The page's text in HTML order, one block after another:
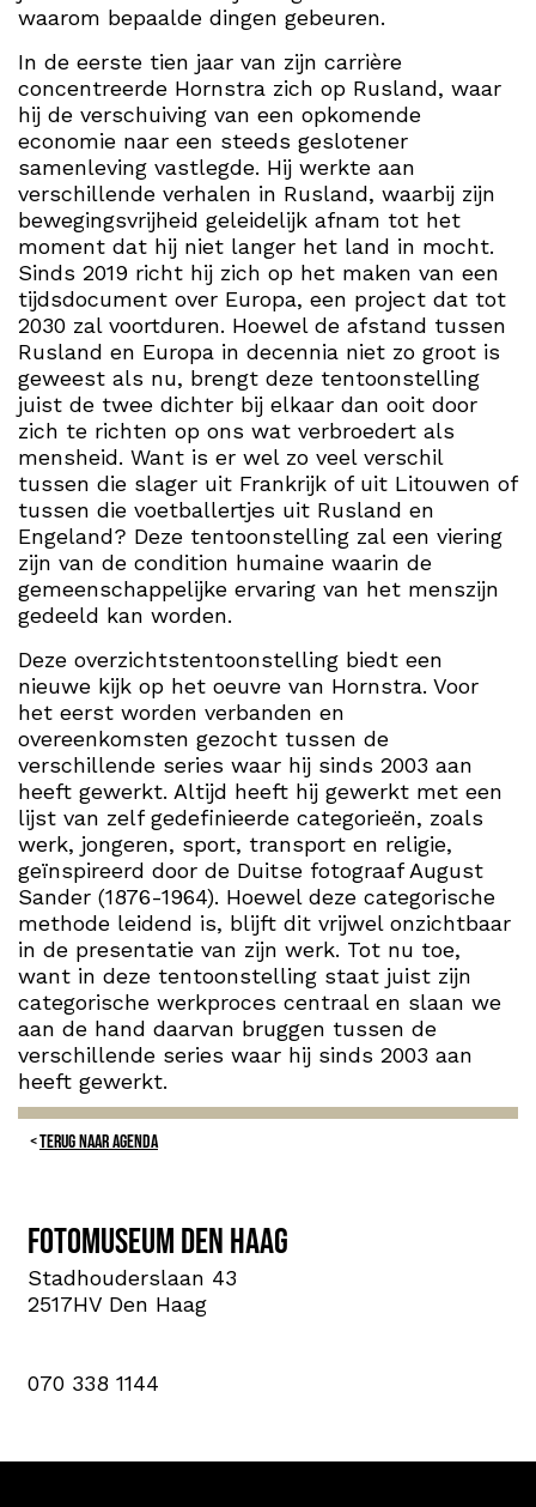
waarom bepaalde dingen gebeuren.
In de eerste tien jaar van zijn carrière
concentreerde Hornstra zich op Rusland, waar
hij de verschuiving van een opkomende
economie naar een steeds geslotener
samenleving vastlegde. Hij werkte aan
verschillende verhalen in Rusland, waarbij zijn
bewegingsvrijheid geleidelijk afnam tot het
moment dat hij niet langer het land in mocht.
Sinds 2019 richt hij zich op het maken van een
tijdsdocument over Europa, een project dat tot
2030 zal voortduren. Hoewel de afstand tussen
Rusland en Europa in decennia niet zo groot is
geweest als nu, brengt deze tentoonstelling
juist de twee dichter bij elkaar dan ooit door
zich te richten op ons wat verbroedert als
mensheid. Want is er wel zo veel verschil
tussen die slager uit Frankrijk of uit Litouwen of
tussen die voetballertjes uit Rusland en
Engeland? Deze tentoonstelling zal een viering
zijn van de condition humaine waarin de
gemeenschappelijke ervaring van het menszijn
gedeeld kan worden.
Deze overzichtstentoonstelling biedt een
nieuwe kijk op het oeuvre van Hornstra. Voor
het eerst worden verbanden en
overeenkomsten gezocht tussen de
verschillende series waar hij sinds 2003 aan
heeft gewerkt. Altijd heeft hij gewerkt met een
lijst van zelf gedefinieerde categorieën, zoals
werk, jongeren, sport, transport en religie,
geïnspireerd door de Duitse fotograaf August
Sander (1876-1964). Hoewel deze categorische
methode leidend is, blijft dit vrijwel onzichtbaar
in de presentatie van zijn werk. Tot nu toe,
want in deze tentoonstelling staat juist zijn
categorische werkproces centraal en slaan we
aan de hand daarvan bruggen tussen de
verschillende series waar hij sinds 2003 aan
heeft gewerkt.
TERUG NAAR AGENDA
Fotomuseum Den Haag
Stadhouderslaan 43
2517HV Den Haag
070 338 1144